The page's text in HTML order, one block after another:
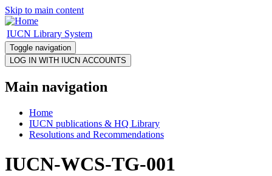
Skip to main content
IUCN Library System
Toggle navigation
Main navigation
Home
IUCN publications & HQ Library
Resolutions and Recommendations
IUCN-WCS-TG-001